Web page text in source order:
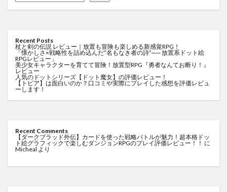
Recent Posts
杖と剣の伝説 レビュー｜放置も冒険も楽しめる新感覚RPG！
「懐かしさ×戦略性を詰め込んだ“名もなき者の詩”── 放置系ドット絵
RPGレビュー」
美少女キャラクターを育てて冒険！放置型RPG『勇者なんてお断り！』
レビュー
人気のドットシリーズ【ドット魔女】の評価レビュー！
【トピア】は面白いのか？口コミや実際にプレイした感想を評価レビュ
ーします！
Recent Comments
【ダークブラッド外伝】カードを使った戦略バトルが魅力！超本格ドッ
ト絵グラフィックで楽しむダンジョンRPGのプレイ評価レビュー！！ に
Micheal より